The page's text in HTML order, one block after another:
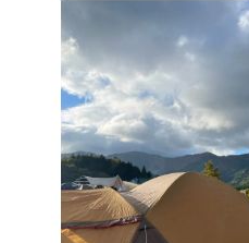
(滑面式金網)
(長目金網)
金型パターン
在庫リスト
造粒機及び粉砕機用
遠心分離機用
スーパーパンチング™
SUPER PUNCHING™
スーパーパンチング™
標準金型リスト
スーパーパンチング™
在庫リスト
ODSサニタリーストレーナー™
二相ステンレス鋼パンチング
耐摩耗鋼板HARDOX®
エンボス・ディンプル加工
樹脂パンチング™
（プラスチックパンチング）
セレクト カラー・サイズ
樹脂パンチング™（PVC）
オーダーシート
（炭素繊維強化熱可塑性樹
パンチング™
大開孔率パンチング™
（X-OPEN AREA
PUNCHING）
C.G.P/コンピューター
グラフィックパンチング
開孔率自動計算(%)
重量自動計算(kg)
パンチングメタル加工品
エキスパンドメタル
CFRTP EXメッシュ『CF
グレーチング